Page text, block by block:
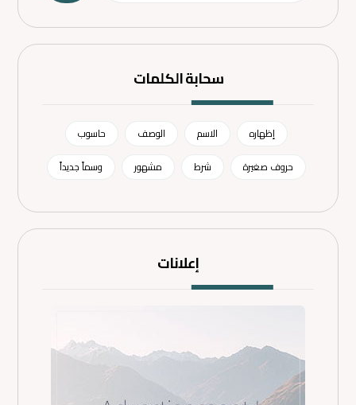
سحابة الكلمات
إظهاره الاسم الوصف
حاسوب
حروف صغيرة
شرط مشهور وسماً جديداً
إعلانات